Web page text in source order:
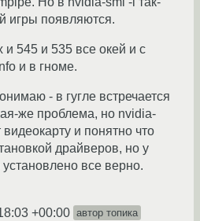
игры появляются.
и 545 и 535 все окей и с
и в гноме.
- в гугле встречается
же проблема, но nvidia-
и понятно что
драйверов, но у
установлено все верно.
+00:00 автор топика